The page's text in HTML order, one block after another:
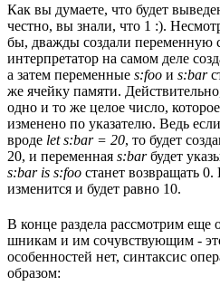
Как вы думаете, что будет
честно, вы знали, что 1 :).
бы, дважды создали переменную
интерпретатор на самом деле
а затем переменные s:foo и s:bar
же ячейку памяти.
одно и то же целое число,
изменено по указателю. Ведь
вроде let s:bar = 20, то будет
20, и переменная s:barбудет
s:bar is s:foo станет возвращать
изменится и будет равно 10.
В конце раздела рассмотрим еще
шникам и им сочувствующим -
особенностей нет, синтаксис
образом: